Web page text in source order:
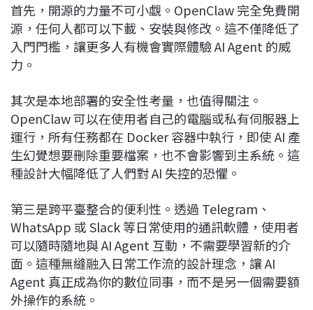
首先，開源的力量不可小覷。OpenClaw 完全免費開
源，任何人都可以下載、安裝與修改。這不僅降低了
入門門檻，讓更多人有機會實際體驗 AI Agent 的威
力。
其次是本地部署的安全性考量，也值得關注。
OpenClaw 可以在使用者自己的電腦或私有伺服器上
運行，所有任務都在 Docker 容器中執行，即使 AI 產
生幻覺想要刪除重要檔案，也不會影響到主系統。這
種設計大幅降低了人們對 AI 失控的恐懼。
第三是跨平臺整合的便利性。透過 Telegram、
WhatsApp 或 Slack 等日常使用的通訊軟體，使用者
可以隨時隨地與 AI Agent 互動，不需要學習新的介
面。這種無縫融入日常工作流的設計理念，讓 AI
Agent 真正成為你的數位同事，而不是另一個需要額
外操作的系統。